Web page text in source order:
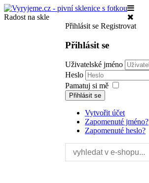
Radost na skle
Přihlásit se Registrovat
Přihlásit se
Uživatelské jméno
Heslo
Pamatuj si mě
Přihlásit se
Vytvořit účet
Zapomenuté jméno?
Zapomenuté heslo?